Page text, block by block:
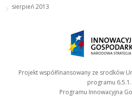
sierpień 2013
Projekt współfinansowany ze srodków
programu 6.5.1.
Programu Innowacyjna